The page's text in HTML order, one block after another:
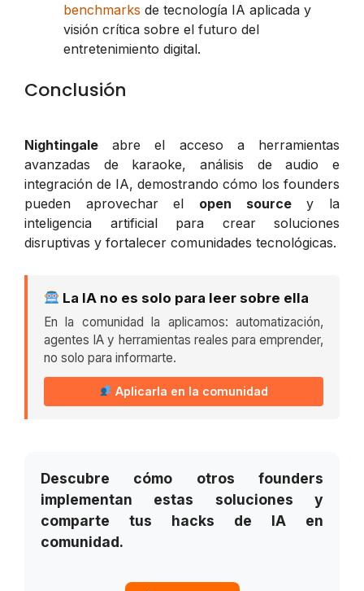
benchmarks de tecnología IA aplicada y
visión crítica sobre el futuro del
entretenimiento digital.
Conclusión
Nightingale abre el acceso a herramientas
avanzadas de karaoke, análisis de audio e
integración de IA, demostrando cómo los founders
pueden aprovechar el open sourcey la
inteligencia artificial para crear soluciones
disruptivas y fortalecer comunidades tecnológicas.
La IA no es solo para leer sobre ella
En la comunidad la aplicamos: automatización,
agentes IA y herramientas reales para emprender,
no solo para informarte.
Aplicarla en la comunidad
Descubre cómo otros founders
implementan estas soluciones y
comparte tus hacks de IA en
comunidad.